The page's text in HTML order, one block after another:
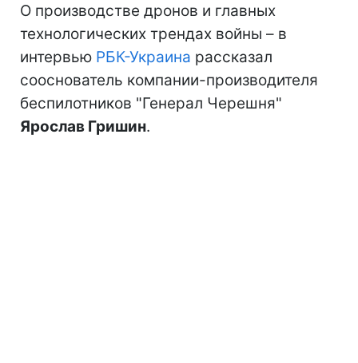
О производстве дронов и главных
технологических трендах войны – в
интервью РБК-Украина рассказал
сооснователь компании-производителя
беспилотников "Генерал Черешня"
Ярослав Гришин.